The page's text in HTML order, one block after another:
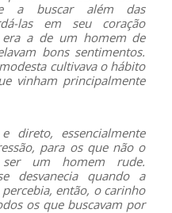
e a buscar além das
las em seu coração
era a de um homem de
bons sentimentos.
cultivava o hábito
vinham principalmente
direto, essencialmente
para os que não o
um homem rude.
desvanecia quando a
então, o carinho
os que buscavam por